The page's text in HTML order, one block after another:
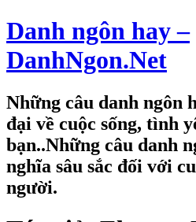
Danh ngôn hay –
DanhNgon.Net
Những câu danh ngôn
đại về cuộc sống, tình
bạn..Những câu danh
nghĩa sâu sắc đối với
người.